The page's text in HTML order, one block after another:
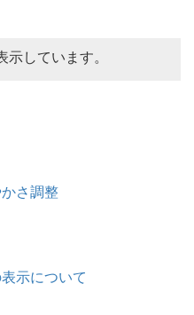
しています。
さ調整
示について